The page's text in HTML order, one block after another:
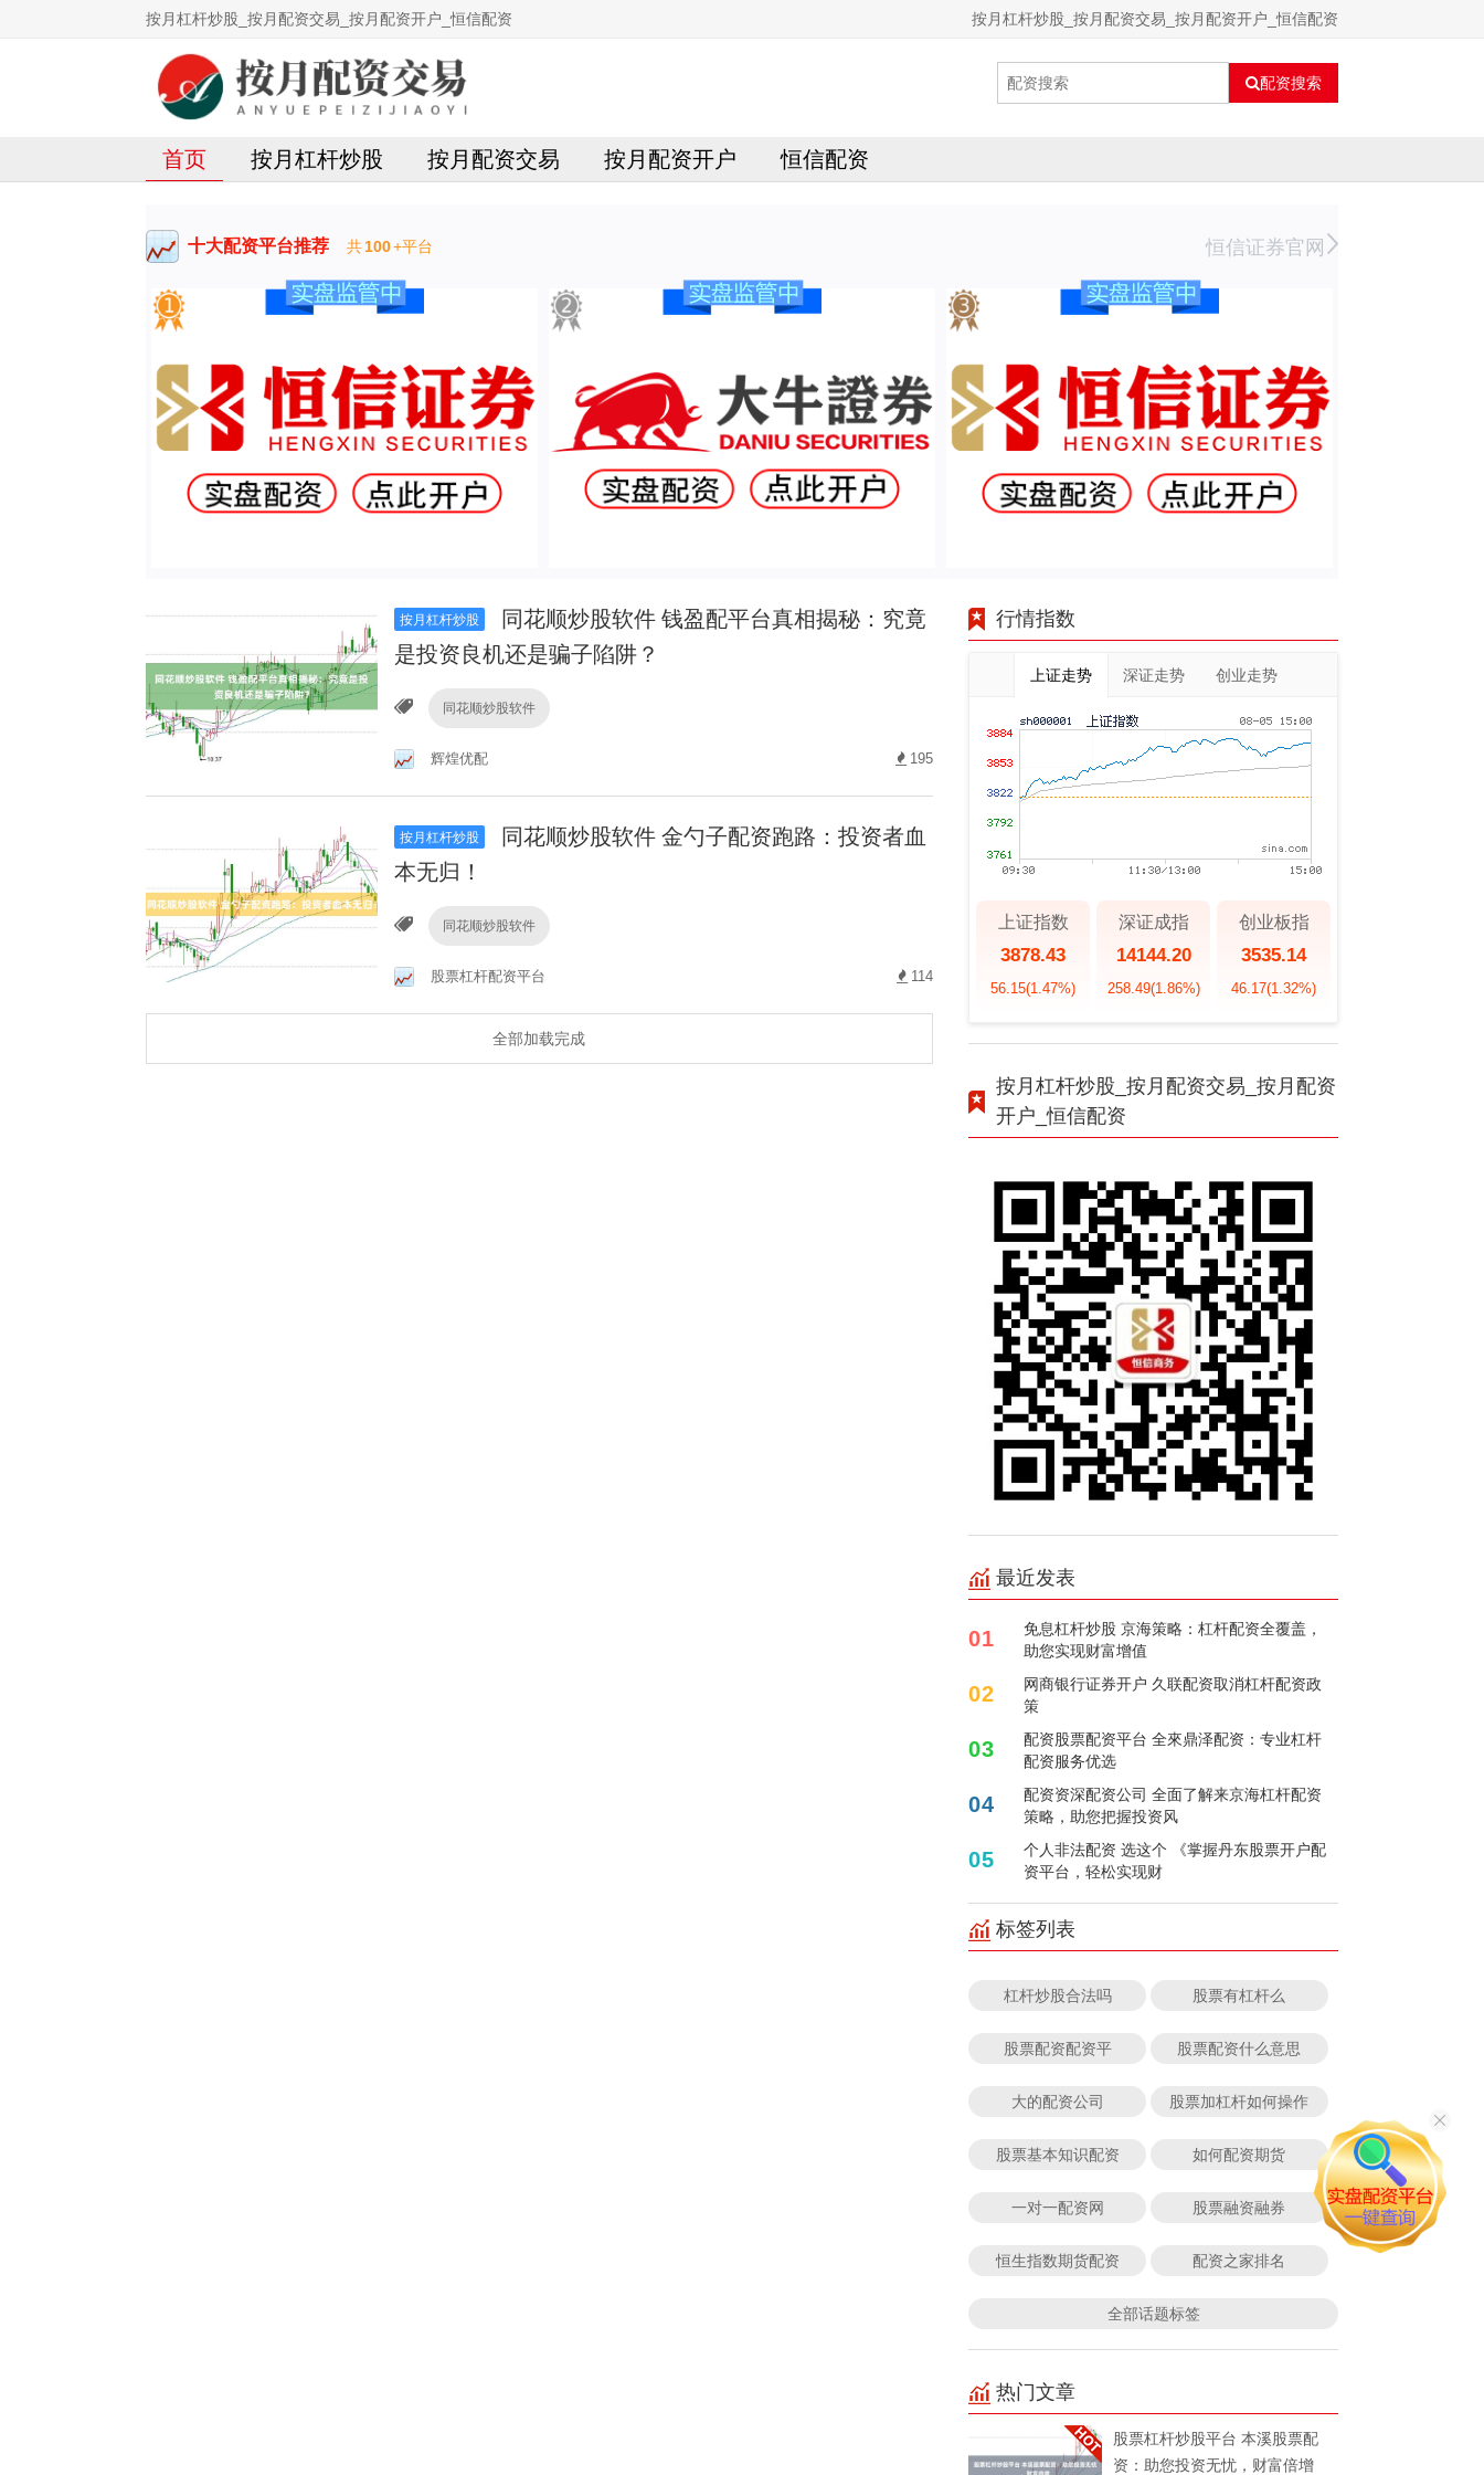
按月杠杆炒股_按月配资交易_按月配资开户_恒信配资 按月杠杆炒股_按月配资交易_按月配资开户_恒信配资
配资搜索
首页 按月杠杆炒股 按月配资交易 按月配资开户 恒信配资
十大配资平台推荐 共100+平台 恒信证券官网
按月杠杆炒股
同花顺炒股软件 钱盈配平台真相揭秘：究竟
是投资良机还是骗子陷阱？
同花顺炒股软件
辉煌优配 195
按月杠杆炒股
同花顺炒股软件 金勺子配资跑路：投资者血
本无归！
同花顺炒股软件
股票杠杆配资平台 114
全部加载完成
行情指数
上证走势 深证走势 创业走势
上证指数
3878.43
56.15(1.47%)
深证成指
14144.20
258.49(1.86%)
创业板指
3535.14
46.17(1.32%)
按月杠杆炒股_按月配资交易_按月配资
开户_恒信配资
最近发表
01
免息杠杆炒股 京海策略：杠杆配资全覆盖，
助您实现财富增值
02
网商银行证券开户 久联配资取消杠杆配资政
策
03
配资股票配资平台 全來鼎泽配资：专业杠杆
配资服务优选
04
配资资深配资公司 全面了解来京海杠杆配资
策略，助您把握投资风
05
个人非法配资 选这个 《掌握丹东股票开户配
资平台，轻松实现财
标签列表
杠杆炒股合法吗 股票有杠杆么
股票配资配资平 股票配资什么意思
大的配资公司 股票加杠杆如何操作
股票基本知识配资 如何配资期货
一对一配资网 股票融资融券
恒生指数期货配资 配资之家排名
全部话题标签
热门文章
股票杠杆炒股平台 本溪股票配
资：助您投资无忧，财富倍增